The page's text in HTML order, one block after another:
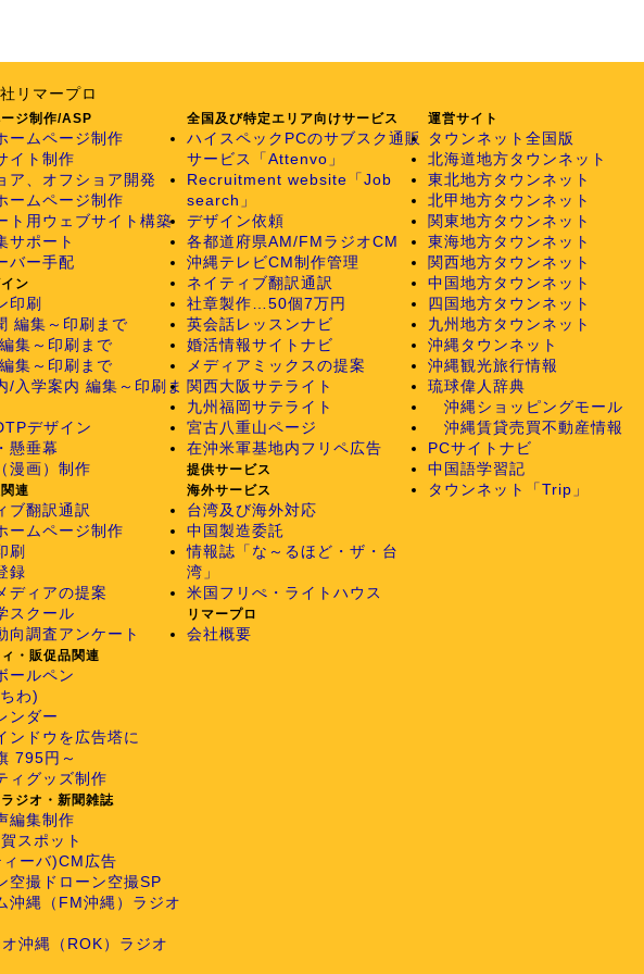
ジ制作/ASP
ームページ制作
イト制作
ア、オフショア開発
ームページ制作
ト用ウェブサイト構築
サポート
バー手配
ン
印刷
編集～印刷まで
集～印刷まで
集～印刷まで
/入学案内 編集～印刷ま
デザイン
懸垂幕
漫画）制作
連
ブ翻訳通訳
ームページ制作
刷
録
ディアの提案
スクール
向調査アンケート
・販促品関連
ールペン
わ)
ンダー
ンドウを広告塔に
795円～
ィグッズ制作
ジオ・新聞雑誌
編集制作
スポット
ーバ)CM広告
空撮 ドローン空撮SP
沖縄（FM沖縄）ラジオ
沖縄（ROK）ラジオ
全国及び特定エリア向けサービス
ハイスペックPCのサブスク通販
サービス「Attenvo」
Recruitment website「Job
search」
デザイン依頼
各都道府県AM/FMラジオCM
沖縄テレビCM制作管理
ネイティブ翻訳通訳
社章製作…50個7万円
英会話レッスンナビ
婚活情報サイトナビ
メディアミックスの提案
関西大阪サテライト
九州福岡サテライト
宮古八重山ページ
在沖米軍基地内フリペ広告
提供サービス
海外サービス
台湾及び海外対応
中国製造委託
情報誌「な～るほど・ザ・台
湾」
米国フリぺ・ライトハウス
リマープロ
会社概要
運営サイト
タウンネット全国版
北海道地方タウンネット
東北地方タウンネット
北甲地方タウンネット
関東地方タウンネット
東海地方タウンネット
関西地方タウンネット
中国地方タウンネット
四国地方タウンネット
九州地方タウンネット
沖縄タウンネット
沖縄観光旅行情報
琉球偉人辞典
沖縄ショッピングモール
沖縄賃貸売買不動産情報
PCサイトナビ
中国語学習記
タウンネット「Trip」